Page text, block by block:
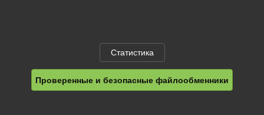
Статистика
Проверенные и безопасные файлообменники